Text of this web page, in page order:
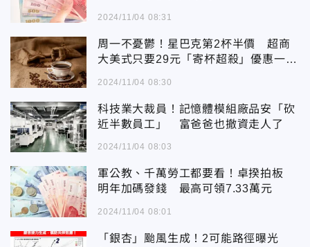
2024/11/04 08:31
周一不憂鬱！星巴克第2杯半價 超商
大美式只要29元「寄杯超殺」優惠一次
2024/11/04 08:30
科技業大裁員！記憶體模組廠品安「砍
近半數員工」 富爸爸也撤資走人了
2024/11/04 08:03
軍公教、千萬勞工都要看！卓揆拍板
明年加碼發錢 最高可領7.33萬元
2024/11/04 08:01
「銀杏」颱風生成！2可能路徑曝光